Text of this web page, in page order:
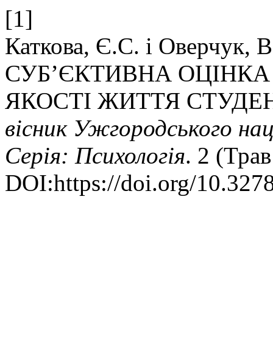
[1]
Каткова, Є.С. і
СУБ’ЄКТИВНА
ЯКОСТІ ЖИТТЯ
вісник Ужгородського
Серія: Психологія. 2
DOI:https://doi.org/